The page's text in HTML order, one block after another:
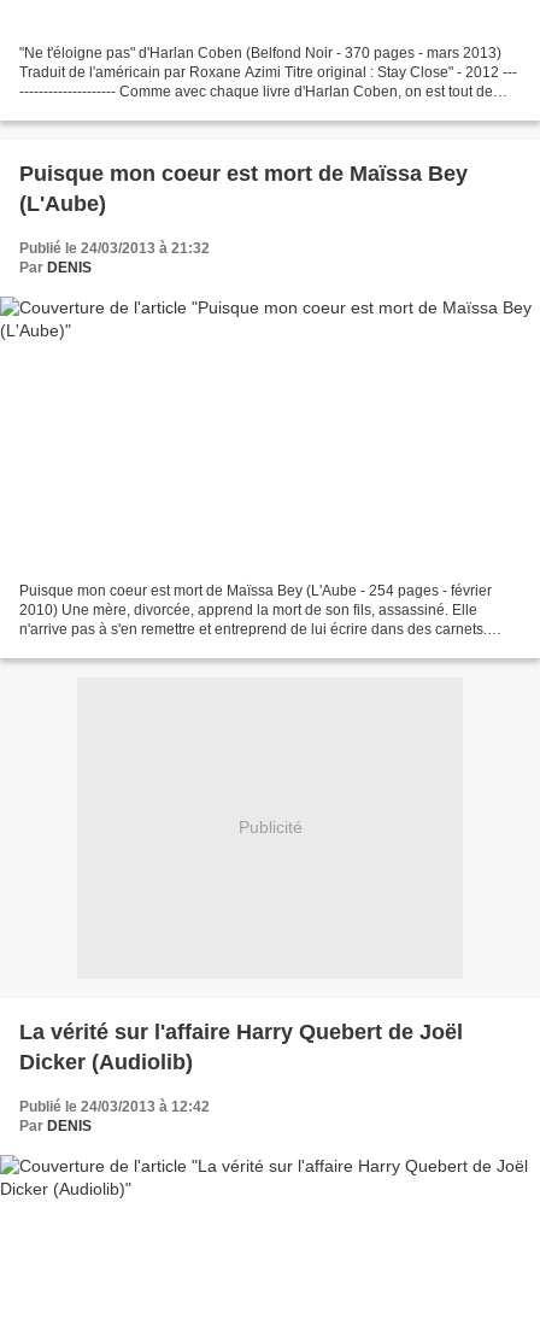
"Ne t'éloigne pas" d'Harlan Coben (Belfond Noir - 370 pages - mars 2013)
Traduit de l'américain par Roxane Azimi Titre original : Stay Close" - 2012 ---
-------------------- Comme avec chaque livre d'Harlan Coben, on est tout de
Puisque mon coeur est mort de Maïssa Bey
(L'Aube)
Publié le 24/03/2013 à 21:32
Par DENIS
Puisque mon coeur est mort de Maïssa Bey (L'Aube - 254 pages - février
2010) Une mère, divorcée, apprend la mort de son fils, assassiné. Elle
n'arrive pas à s'en remettre et entreprend de lui écrire dans des carnets.
Publicité
La vérité sur l'affaire Harry Quebert de Joël
Dicker (Audiolib)
Publié le 24/03/2013 à 12:42
Par DENIS